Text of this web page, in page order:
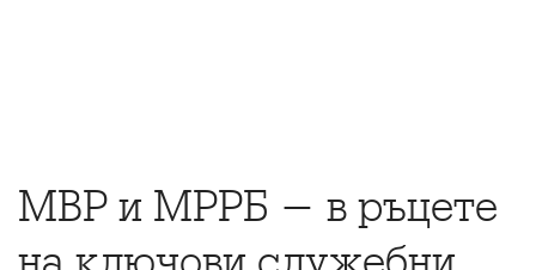
МВР и МРРБ - в ръцете